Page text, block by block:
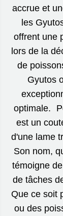
accrue et
les
offrent une
lors de la
de
Gyutos
optimale.
est un
d'une lame
Son nom,
témoigne
de tâches
Que ce soit
ou des